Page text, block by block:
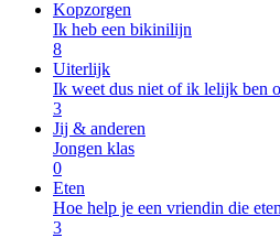
Kopzorgen
Ik heb een bikinilijn
8
Uiterlijk
Ik weet dus niet of ik lelijk ben
3
Jij & anderen
Jongen klas
0
Eten
Hoe help je een vriendin die
3